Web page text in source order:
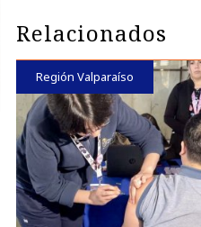
Relacionados
Región Valparaíso